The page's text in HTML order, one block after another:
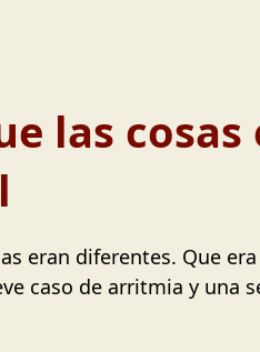
las
eran diferentes. Que
caso de arritmia y una